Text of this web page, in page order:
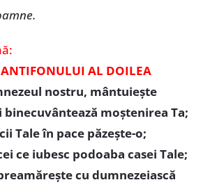
AL DOILEA
nostru, mântuieşte
binecuvântează moştenirea Ta;
Tale în pace păzeşte-o;
ce iubesc podoaba casei Tale;
cu dumnezeiască